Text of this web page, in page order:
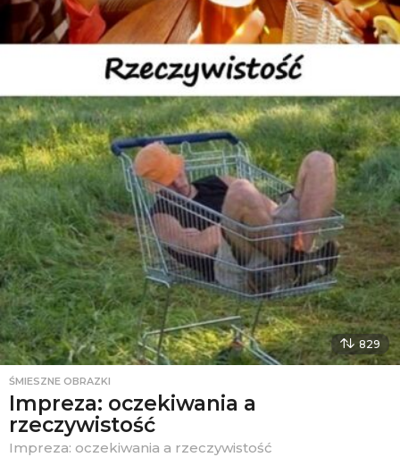
829
ŚMIESZNE OBRAZKI
Impreza: oczekiwania a
rzeczywistość
Impreza: oczekiwania a rzeczywistość